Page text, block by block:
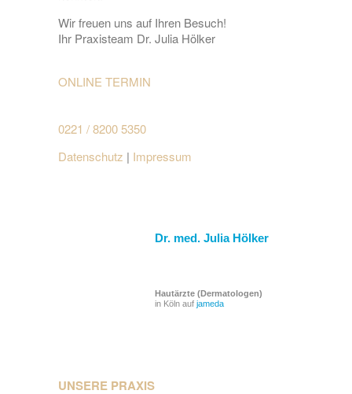
Wir freuen uns auf Ihren Besuch!
Ihr Praxisteam Dr. Julia Hölker
ONLINE TERMIN
0221 / 8200 5350
Datenschutz | Impressum
Dr. med. Julia Hölker
Hautärzte (Dermatologen)
in Köln auf jameda
UNSERE PRAXIS